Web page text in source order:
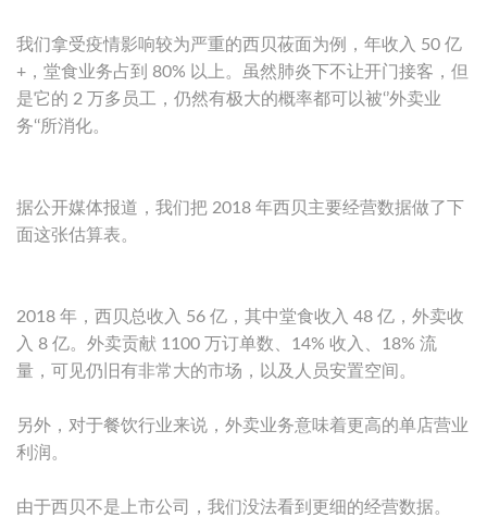
我们拿受疫情影响较为严重的西贝莜面为例，年收入 50 亿
+，堂食业务占到 80% 以上。虽然肺炎下不让开门接客，但
是它的 2 万多员工，仍然有极大的概率都可以被‘’外卖业
务‘‘所消化。
据公开媒体报道，我们把 2018 年西贝主要经营数据做了下
面这张估算表。
2018 年，西贝总收入 56 亿，其中堂食收入 48 亿，外卖收
入 8 亿。外卖贡献 1100 万订单数、14% 收入、18% 流
量，可见仍旧有非常大的市场，以及人员安置空间。
另外，对于餐饮行业来说，外卖业务意味着更高的单店营业
利润。
由于西贝不是上市公司，我们没法看到更细的经营数据。